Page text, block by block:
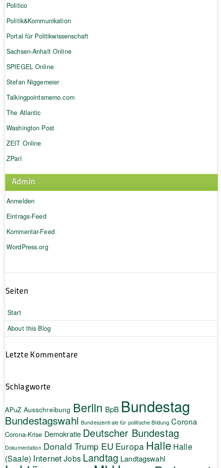
Politico
Politik&Kommunikation
Portal für Politikwissenschaft
Sachsen-Anhalt Online
SPIEGEL Online
Stefan Niggemeier
Talkingpointsmemo.com
The Atlantic
Washington Post
ZEIT Online
ZParl
Admin
Anmelden
Eintrags-Feed
Kommentar-Feed
WordPress.org
Seiten
Start
About this Blog
Letzte Kommentare
Schlagworte
APuZ Ausschreibung Berlin BpB Bundestag
Bundestagswahl Bundeszentrale für politische Bildung Corona
Corona-Krise Demokratie Deutscher Bundestag
Dokumentation Donald Trump EU Europa Halle Halle
(Saale) InternetJobs Landtag Landtagswahl